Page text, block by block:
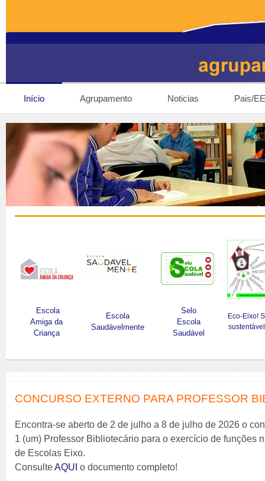
Início Agrupamento Noticias Pais/EE
Escola
Amiga da
Criança
Escola
Saudávelmente
Selo
Escola
Saudável
Eco-Eixo!
CONCURSO EXTERNO PARA PROFESSOR
Encontra-se aberto de 2 de julho a 8 de julho de 2026 o
1 (um) Professor Bibliotecário para o exercício de funções
de Escolas Eixo.
ConsulteAQUI o documento completo!